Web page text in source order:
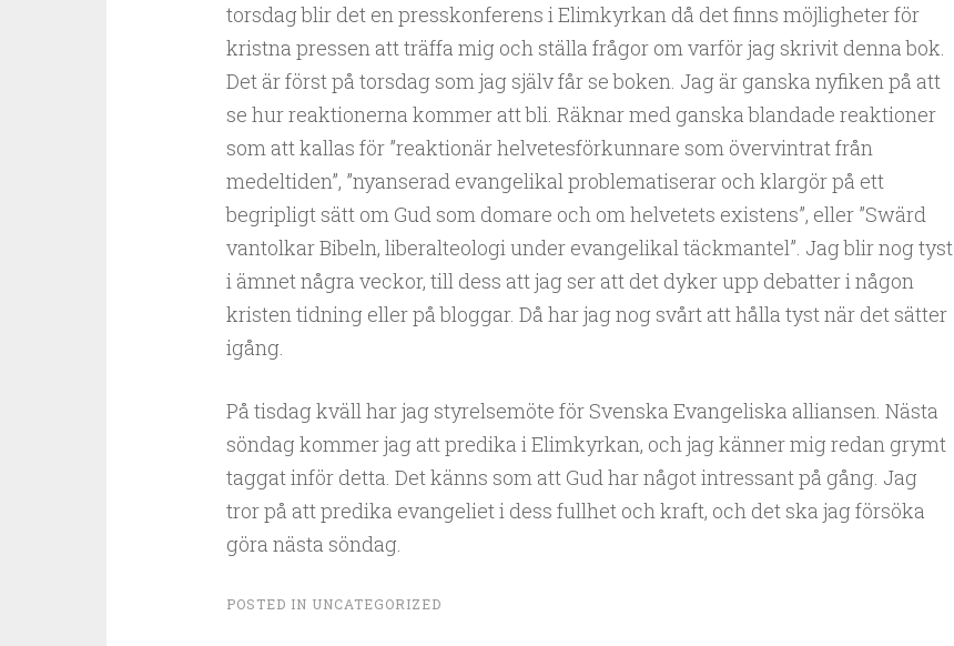
torsdag blir det en presskonferens i Elimkyrkan då det finns möjligheter för
kristna pressen att träffa mig och ställa frågor om varför jag skrivit denna bok.
Det är först på torsdag som jag själv får se boken. Jag är ganska nyfiken på att
se hur reaktionerna kommer att bli. Räknar med ganska blandade reaktioner
som att kallas för ”reaktionär helvetesförkunnare som övervintrat från
medeltiden”, ”nyanserad evangelikal problematiserar och klargör på ett
begripligt sätt om Gud som domare och om helvetets existens”, eller ”Swärd
vantolkar Bibeln, liberalteologi under evangelikal täckmantel”. Jag blir nog tyst
i ämnet några veckor, till dess att jag ser att det dyker upp debatter i någon
kristen tidning eller på bloggar. Då har jag nog svårt att hålla tyst när det sätter
igång.
På tisdag kväll har jag styrelsemöte för Svenska Evangeliska alliansen. Nästa
söndag kommer jag att predika i Elimkyrkan, och jag känner mig redan grymt
taggat inför detta. Det känns som att Gud har något intressant på gång. Jag
tror på att predika evangeliet i dess fullhet och kraft, och det ska jag försöka
göra nästa söndag.
POSTED IN UNCATEGORIZED